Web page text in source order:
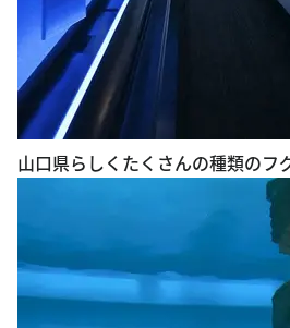
山口県らしくたくさんの種類のフ